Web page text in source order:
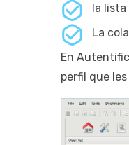
la lista
La
En
perfil que